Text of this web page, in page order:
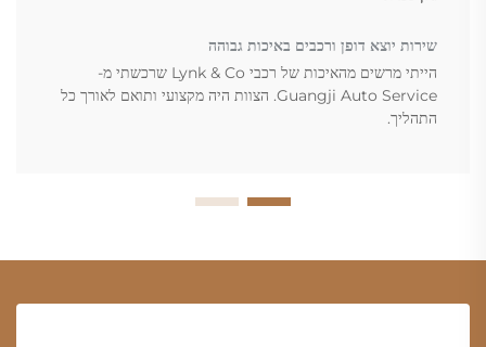
שירות יוצא דופן ורכבים באיכות גבוהה
הייתי מרשים מהאיכות של רכבי Lynk & Co שרכשתי מ-
Guangji Auto Service. הצוות היה מקצועי ותואם לאורך כל
התהליך.